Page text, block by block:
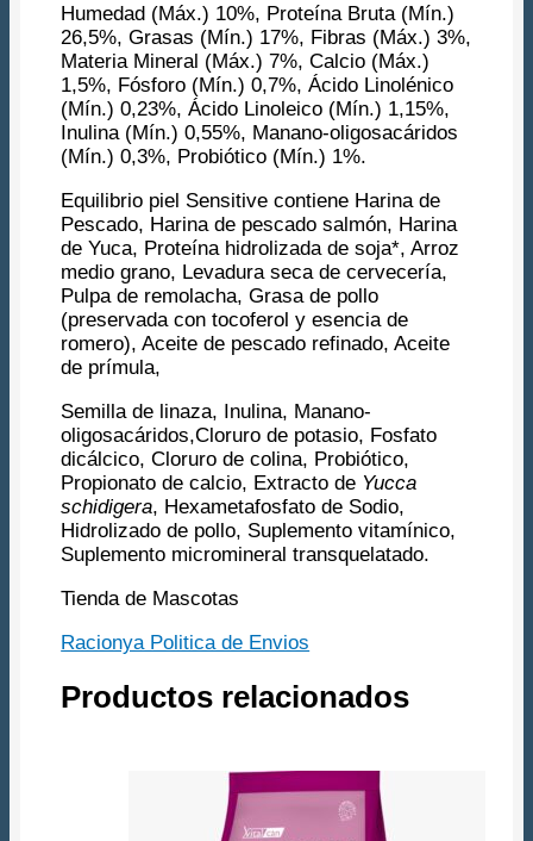
Humedad (Máx.) 10%, Proteína Bruta (Mín.)
26,5%, Grasas (Mín.) 17%, Fibras (Máx.) 3%,
Materia Mineral (Máx.) 7%, Calcio (Máx.)
1,5%, Fósforo (Mín.) 0,7%, Ácido Linolénico
(Mín.) 0,23%, Ácido Linoleico (Mín.) 1,15%,
Inulina (Mín.) 0,55%, Manano-oligosacáridos
(Mín.) 0,3%, Probiótico (Mín.) 1%.
Equilibrio piel Sensitive contiene Harina de
Pescado, Harina de pescado salmón, Harina
de Yuca, Proteína hidrolizada de soja*, Arroz
medio grano, Levadura seca de cervecería,
Pulpa de remolacha, Grasa de pollo
(preservada con tocoferol y esencia de
romero), Aceite de pescado refinado, Aceite
de prímula,
Semilla de linaza, Inulina, Manano-
oligosacáridos,Cloruro de potasio, Fosfato
dicálcico, Cloruro de colina, Probiótico,
Propionato de calcio, Extracto de Yucca
schidigera, Hexametafosfato de Sodio,
Hidrolizado de pollo, Suplemento vitamínico,
Suplemento micromineral transquelatado.
Tienda de Mascotas
Racionya Politica de Envios
Productos relacionados